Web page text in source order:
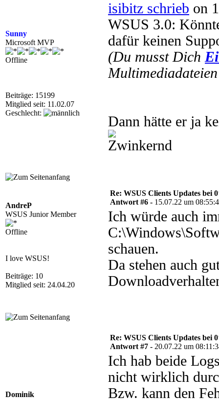
Sunny
Microsoft MVP
Offline
Beiträge: 15199
Mitglied seit: 11.02.07
Geschlecht:
isibitz schrieb on
WSUS 3.0:
dafür keinen
(Du musst Dich
Dann hätte er ja
AndreP
WSUS Junior Member
Offline
I love WSUS!
Beiträge: 10
Mitglied seit: 24.04.20
Re: WSUS Clients Updates bei
Antwort #6 - 15.07.22 um
Ich würde auch
schauen.
Da stehen auch
Dominik
Re: WSUS Clients Updates bei
Antwort #7 - 20.07.22 um
Ich hab beide
nicht wirklich
Bzw. kann den